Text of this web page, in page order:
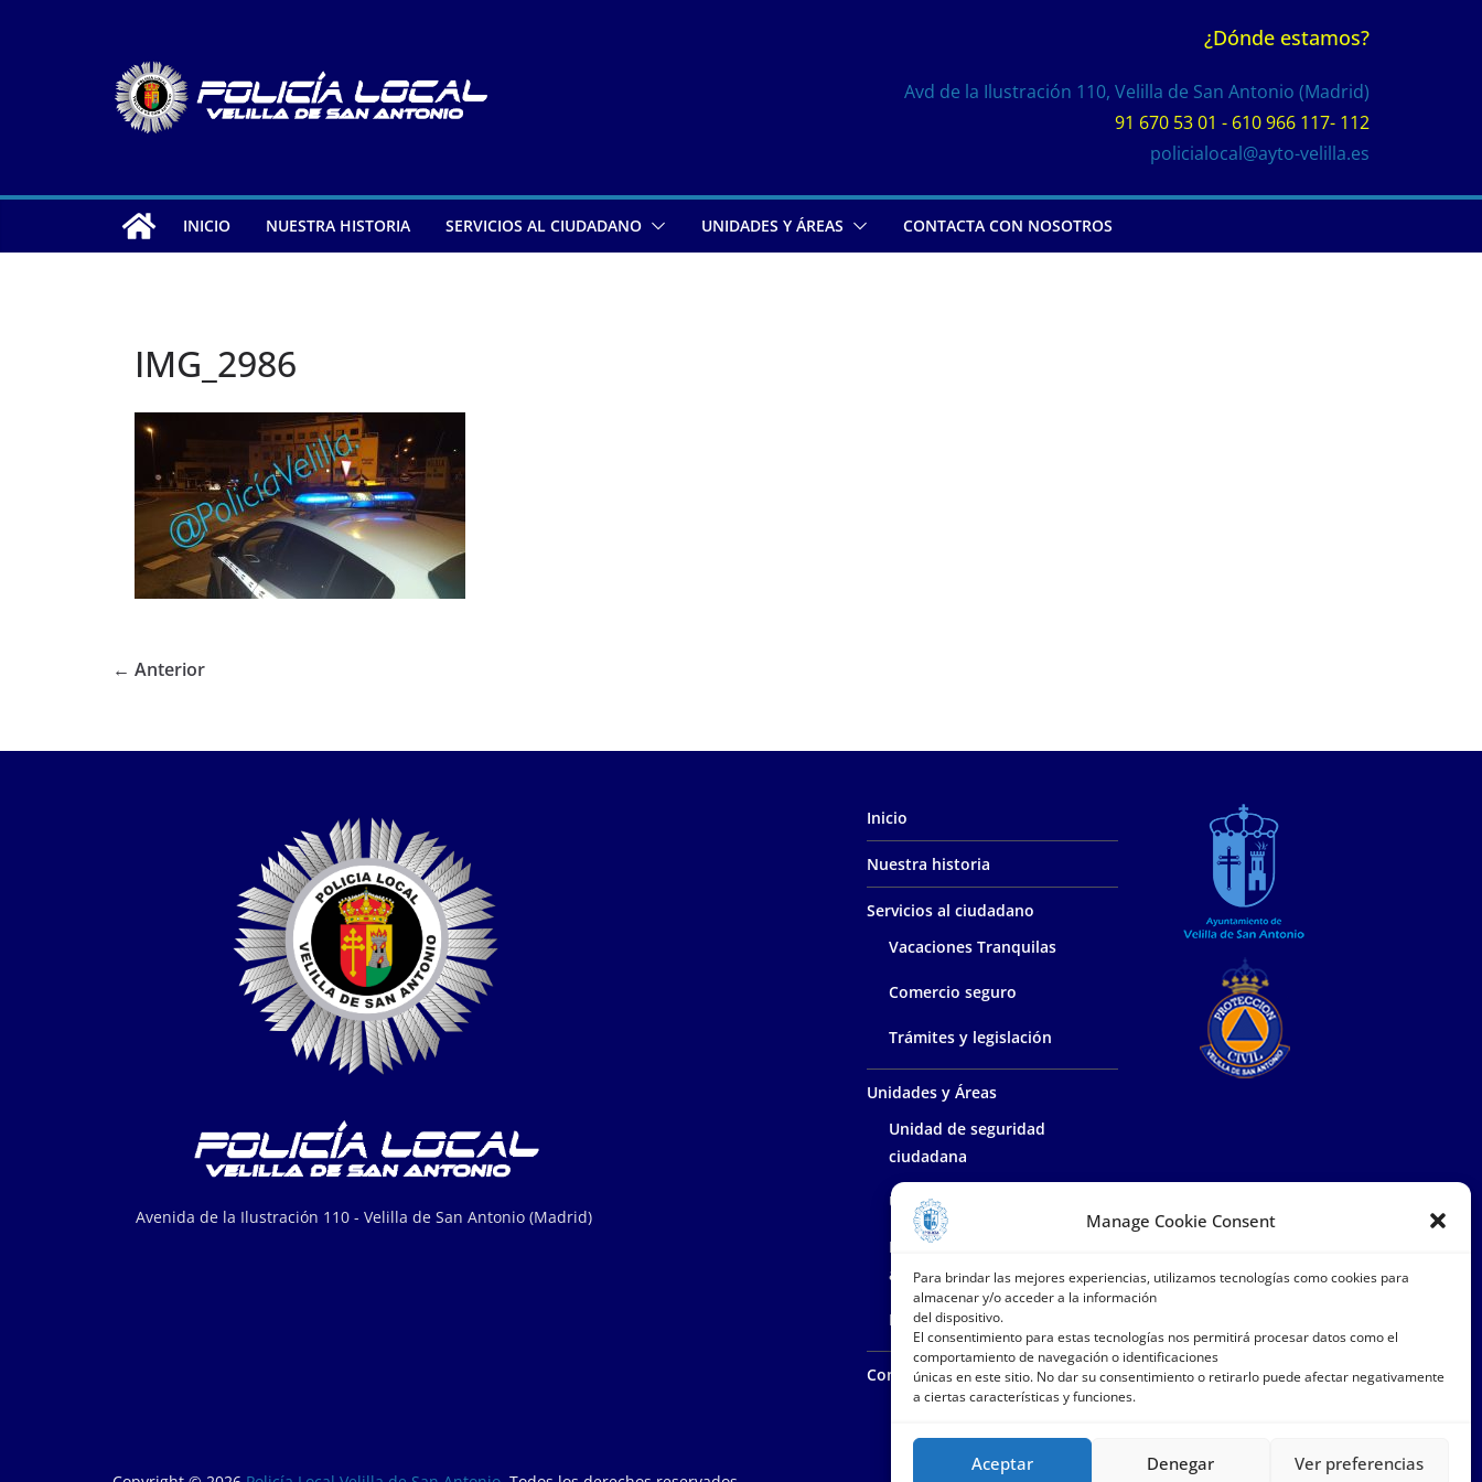
Manage Cookie Consent
Para brindar las mejores experiencias, utilizamos tecnologías como cookies para
almacenar y/o acceder a la información
del dispositivo.
El consentimiento para estas tecnologías nos permitirá procesar datos como el
comportamiento de navegación o identificaciones
únicas en este sitio. No dar su consentimiento o retirarlo puede afectar negativamente
a ciertas características y funciones.
Aceptar Denegar Ver preferencias
¿Dónde estamos?
Avd de la Ilustración 110, Velilla de San Antonio (Madrid)
91 670 53 01 - 610 966 117- 112
policialocal@ayto-velilla.es
INICIO NUESTRA HISTORIA SERVICIOS AL CIUDADANO UNIDADES Y ÁREAS CONTACTA CON NOSOTROS
IMG_2986
← Anterior
Avenida de la Ilustración 110 - Velilla de San Antonio (Madrid)
Inicio
Nuestra historia
Servicios al ciudadano
Vacaciones Tranquilas
Comercio seguro
Trámites y legislación
Unidades y Áreas
Unidad de seguridad
ciudadana
Unidad policía de proximidad
Protección del medio
ambiente
Policía administrativa
Contacta con nosotros